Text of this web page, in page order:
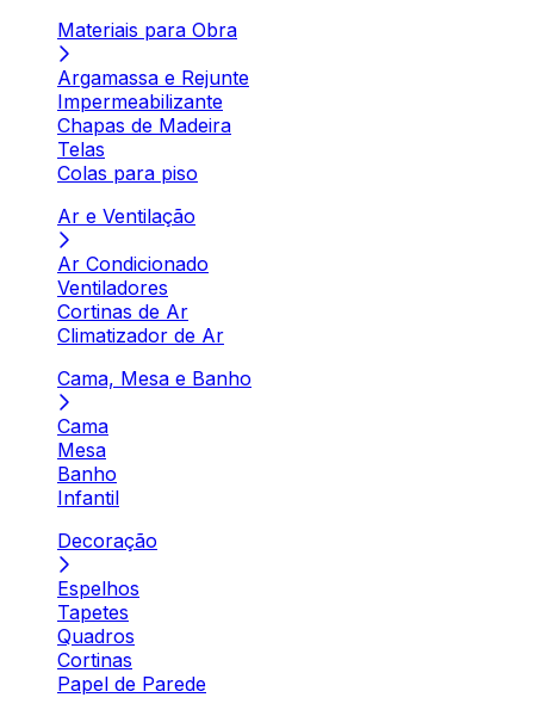
Materiais para Obra
Argamassa e Rejunte
Impermeabilizante
Chapas de Madeira
Telas
Colas para piso
Ar e Ventilação
Ar Condicionado
Ventiladores
Cortinas de Ar
Climatizador de Ar
Cama, Mesa e Banho
Cama
Mesa
Banho
Infantil
Decoração
Espelhos
Tapetes
Quadros
Cortinas
Papel de Parede